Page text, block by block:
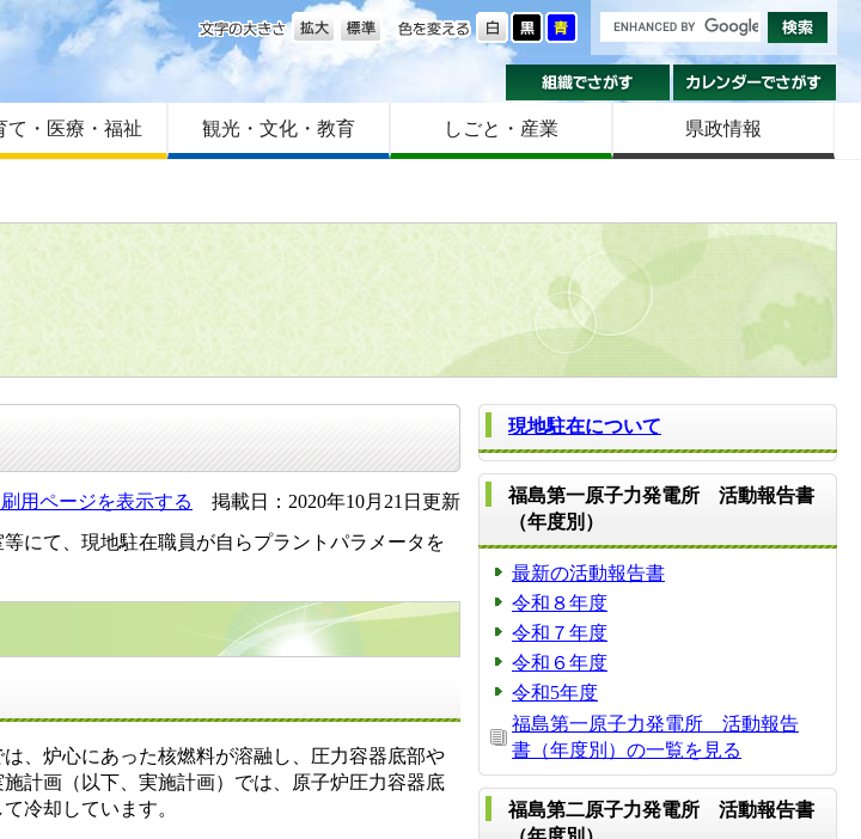
めての方へ
language
マップ
色を変える
文字の大きさ
組織でさがす
て・医療・福祉 観光・文化・教育 しごと・産業 県政情報
用ページを表示する
掲載日：2020年10月21日更新
にて、現地駐在職員が自らプラントパラメータを
、炉心にあった核燃料が溶融し、圧力容器底部や
計画（以下、実施計画）では、原子炉圧力容器底
冷却しています。
現地駐在について
福島第一原子力発電所 活動報告書
（年度別）
最新の活動報告書
令和８年度
令和７年度
令和６年度
令和5年度
福島第一原子力発電所 活動報告
書（年度別）の一覧を見る
福島第二原子力発電所 活動報告書